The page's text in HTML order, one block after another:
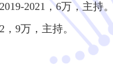
2021，6万，主持
，9万，主持。